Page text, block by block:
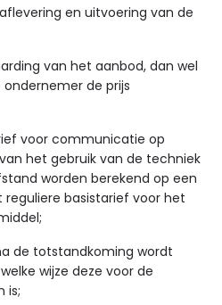
en uitvoering van de
van het aanbod, dan wel
de prijs
voor communicatie op
het gebruik van de techniek
worden berekend op een
basistarief voor het
de totstandkoming wordt
wijze deze voor de
is;